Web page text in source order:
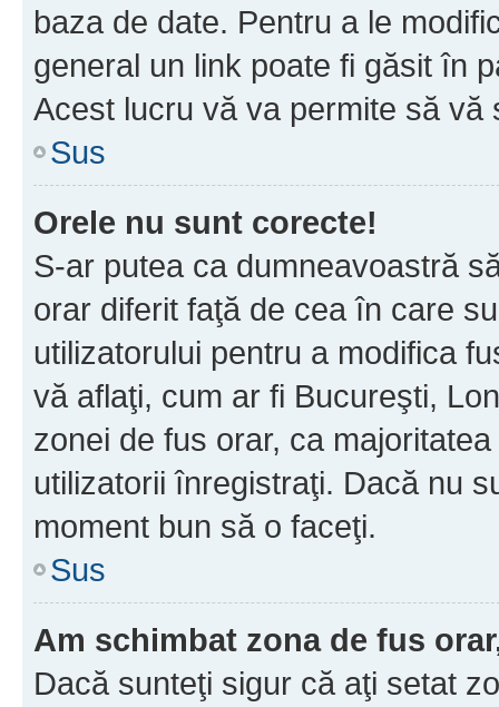
baza de date. Pentru a le
general un link poate fi găsit în
Acest lucru vă va permite să vă
Sus
Orele nu sunt corecte!
S-ar putea ca dumneavoastră
orar diferit faţă de cea în care
utilizatorului pentru a modifica
vă aflaţi, cum ar fi Bucureşti,
zonei de fus orar, ca
utilizatorii înregistraţi. Dacă nu
moment bun să o faceţi.
Sus
Am schimbat zona de fus
Dacă sunteţi sigur că aţi setat